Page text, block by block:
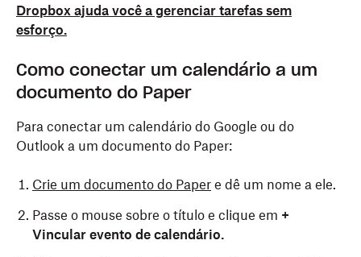
Dropbox ajuda você a gerenciar tarefas sem
esforço.
Como conectar um calendário a um
documento do Paper
Para conectar um calendário do Google ou do
Outlook a um documento do Paper:
Crie um documento do Paper e dê um nome a ele.
Passe o mouse sobre o título e clique em +
Vincular evento de calendário.